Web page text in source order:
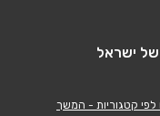
לפי קטגוריות - המשך